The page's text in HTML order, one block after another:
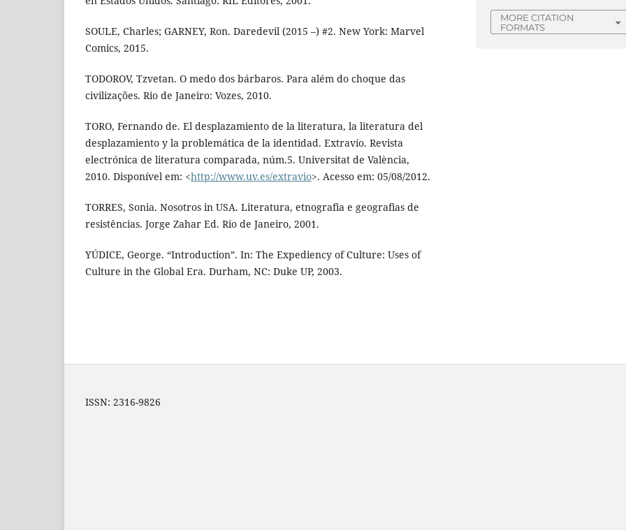
SOULE, Charles; GARNEY, Ron. Daredevil (2015 –) #2. New York: Marvel
Comics, 2015.
TODOROV, Tzvetan. O medo dos bárbaros. Para além do choque das
civilizações. Rio de Janeiro: Vozes, 2010.
TORO, Fernando de. El desplazamiento de la literatura, la literatura del
desplazamiento y la problemática de la identidad. Extravío. Revista
electrónica de literatura comparada, núm.5. Universitat de València,
2010. Disponível em: <http://www.uv.es/extravio>. Acesso em: 05/08/2012.
TORRES, Sonia. Nosotros in USA. Literatura, etnografia e geografias de
resistências. Jorge Zahar Ed. Rio de Janeiro, 2001.
YÚDICE, George. “Introduction”. In: The Expediency of Culture: Uses of
Culture in the Global Era. Durham, NC: Duke UP, 2003.
MORE CITATION
FORMATS
ISSN: 2316-9826